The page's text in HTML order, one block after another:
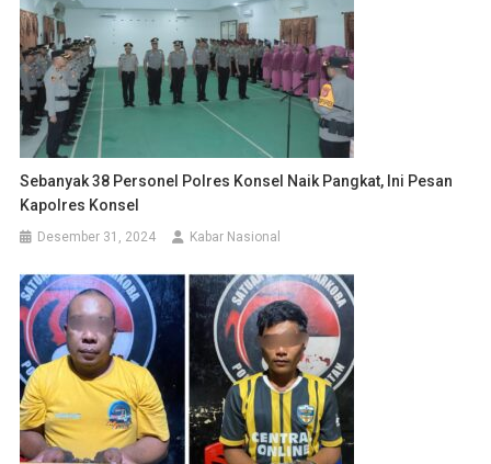
Sebanyak 38 Personel Polres Konsel Naik Pangkat, Ini Pesan
Kapolres Konsel
Desember 31, 2024 Kabar Nasional